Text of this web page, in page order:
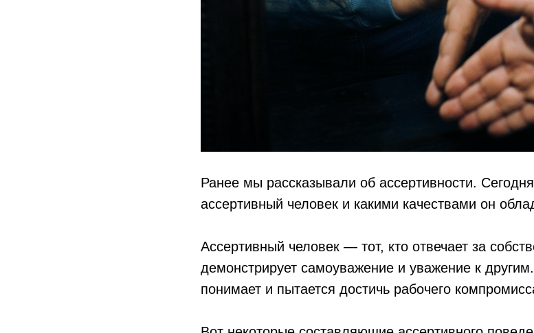
Ранее мы рассказывали об ассертивности.
ассертивный человек и какими качествами он
Ассертивный человек — тот, кто отвечает за
демонстрирует самоуважение и уважение к
понимает и пытается достичь рабочего